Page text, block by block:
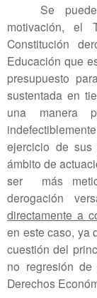
Se
motivación, el
Constitución
Educación que
presupuesto
sustentada en
una manera
ejercicio de
ámbito de
ser
más
derogación
directamente a
en este caso, ya
cuestión del
no regresión
Derechos